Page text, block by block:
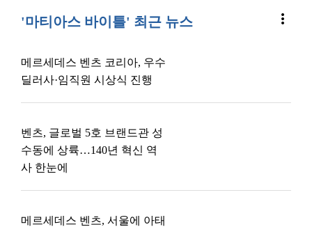
'마티아스 바이틀' 최근 뉴스 more_vert
메르세데스 벤츠 코리아, 우수
딜러사·임직원 시상식 진행
벤츠, 글로벌 5호 브랜드관 성
수동에 상륙…140년 혁신 역
사 한눈에
메르세데스 벤츠, 서울에 아태